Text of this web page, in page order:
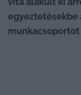
munkacsoportot